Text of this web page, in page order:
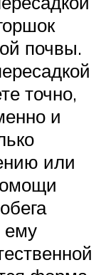
почвы.
точно,
и
или
ему